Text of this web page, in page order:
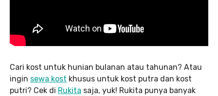
Cari kost untuk hunian bulanan atau tahunan? Atau
ingin sewa kost khusus untuk kost putra dan kost
putri? Cek di Rukita saja, yuk! Rukita punya banyak